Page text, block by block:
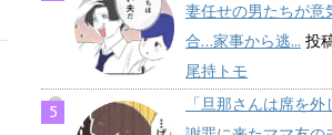
妻任せの男たちが意
合…家事から逃... 投
尾持トモ
「旦那さんは席を外